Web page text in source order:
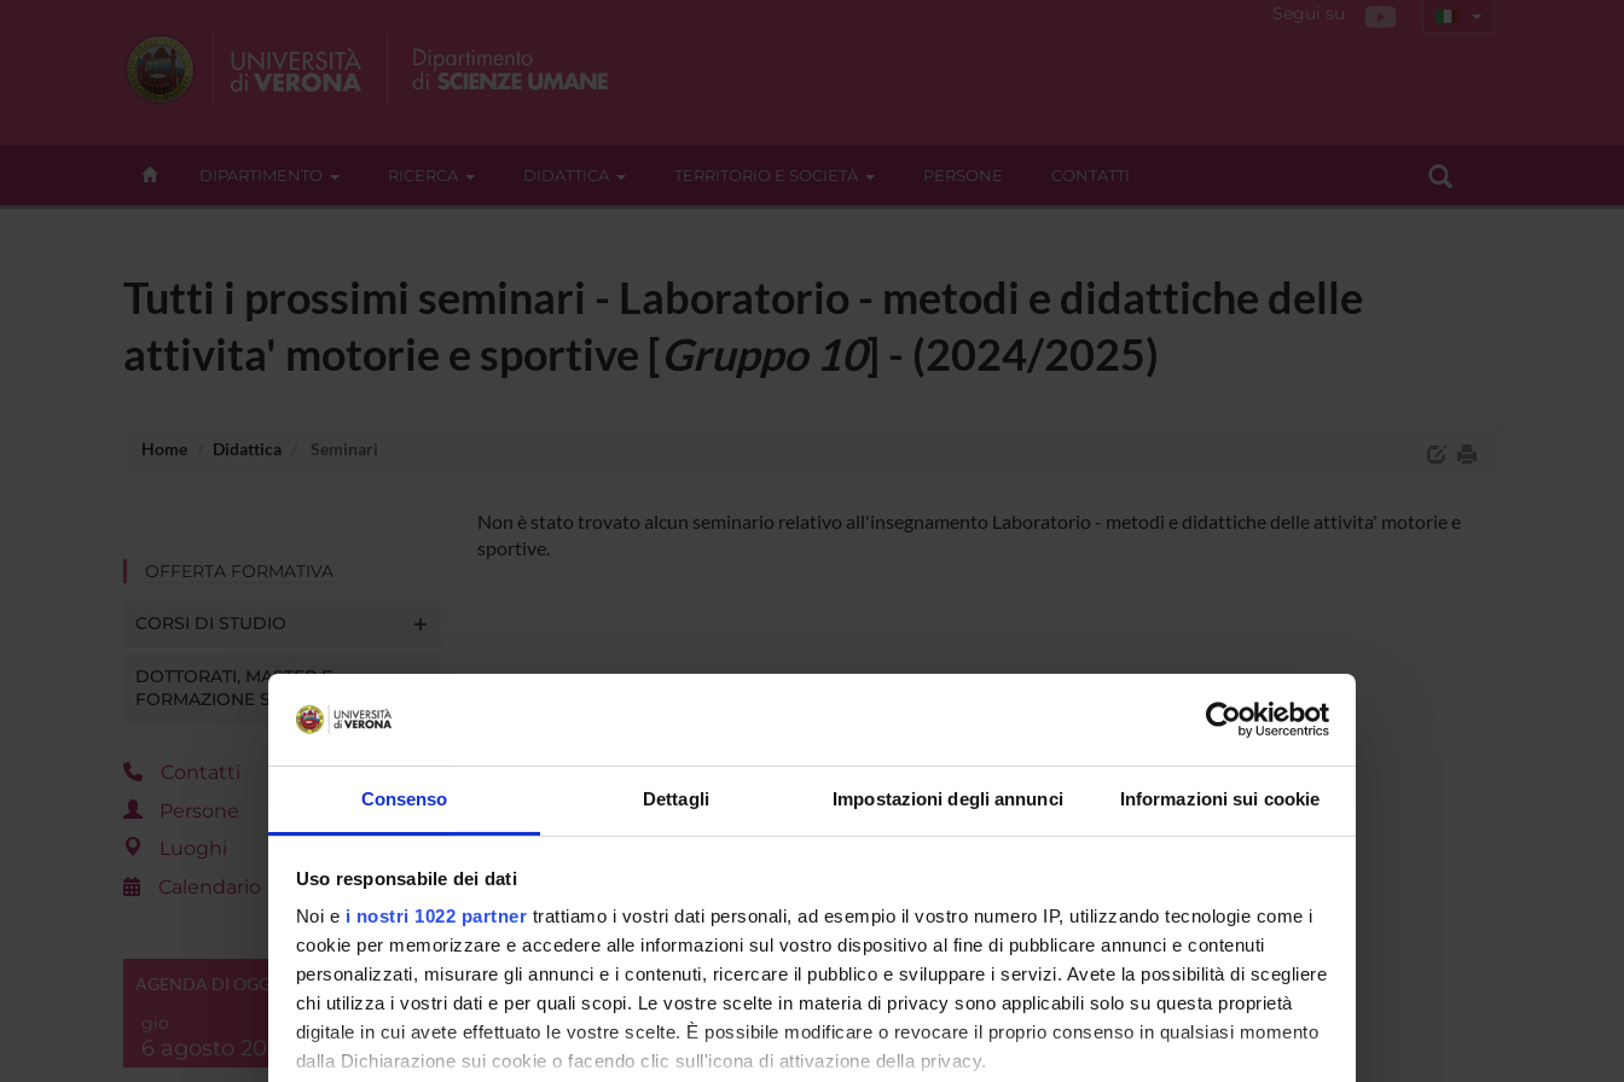
Consenso Dettagli Impostazioni degli annunci Informazioni sui cookie
Uso responsabile dei dati
Noi e i nostri 1022 partner trattiamo i vostri dati personali, ad esempio il vostro numero IP, utilizzando tecnologie come i
cookie per memorizzare e accedere alle informazioni sul vostro dispositivo al fine di pubblicare annunci e contenuti
personalizzati, misurare gli annunci e i contenuti, ricercare il pubblico e sviluppare i servizi. Avete la possibilità di scegliere
chi utilizza i vostri dati e per quali scopi. Le vostre scelte in materia di privacy sono applicabili solo su questa proprietà
digitale in cui avete effettuato le vostre scelte. È possibile modificare o revocare il proprio consenso in qualsiasi momento
dalla Dichiarazione sui cookie o facendo clic sull'icona di attivazione della privacy.
Segui su
DIPARTIMENTO RICERCA DIDATTICA TERRITORIO E SOCIETÀ PERSONE CONTATTI
Tutti i prossimi seminari - Laboratorio - metodi e didattiche delle
attivita' motorie e sportive [Gruppo 10] - (2024/2025)
Home Didattica Seminari
OFFERTA FORMATIVA
CORSI DI STUDIO
DOTTORATI, MASTER E
FORMAZIONE SUPERIORE
Contatti
Persone
Luoghi
Calendario
AGENDA DI OGGI
gio
6 agosto 2026
Non è stato trovato alcun seminario relativo all'insegnamento Laboratorio - metodi e didattiche delle attivita' motorie e
sportive.